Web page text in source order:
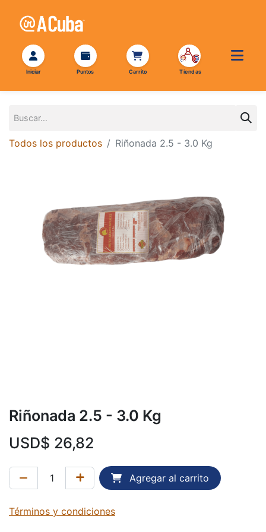
Todos los productos Riñonada 2.5 - 3.0 Kg
Riñonada 2.5 - 3.0 Kg
USD$ 26,82
Agregar al carrito
Términos y condiciones